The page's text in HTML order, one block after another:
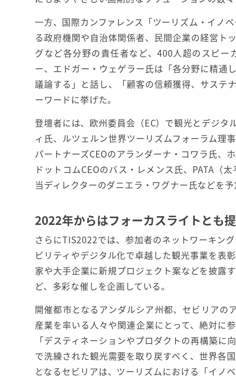
一方、国際カンファレンス「ツーリズム・イノ
る政府機関や自治体関係者、民間企業の経営ト
グなど各分野の責任者など、400人超のスピ
ー、エドガー・ウェゲラー氏は「各分野に精通
議論する」と話し、「顧客の信頼獲得、サステ
ーワードに挙げた。
登壇者には、欧州委員会（EC）で観光とデジタ
ィ氏、ルツェルン世界ツーリズムフォーラム理
パートナーズCEOのアランダーナ・コワラ氏、
ドットコムCEOのバス・レメンス氏、PATA（
当ディレクターのダニエラ・ワグナー氏などを予
2022年からはフォーカスライトとも
さらにTIS2022では、参加者のネットワーキン
ビリティやデジタル化で卓越した観光事業を表
家や大手企業に新規プロジェクト案などを披露
ど、多彩な催しを企画している。
開催都市となるアンダルシア州都、セビリアの
産業を率いる人々や関連企業にとって、絶対に
「デスティネーションやプロダクトの再構築
で洗練された観光需要を取り戻すべく、世界各
となるセビリアは、ツーリズムにおける「イノ